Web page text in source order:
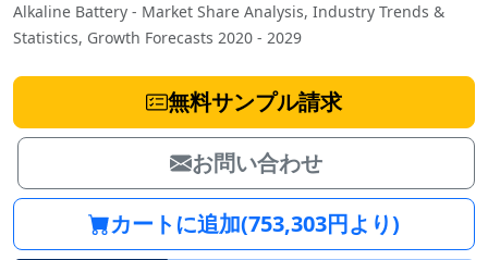
Alkaline Battery - Market Share Analysis, Industry Trends &
Statistics, Growth Forecasts 2020 - 2029
無料サンプル請求
お問い合わせ
カートに追加(753,303円より)